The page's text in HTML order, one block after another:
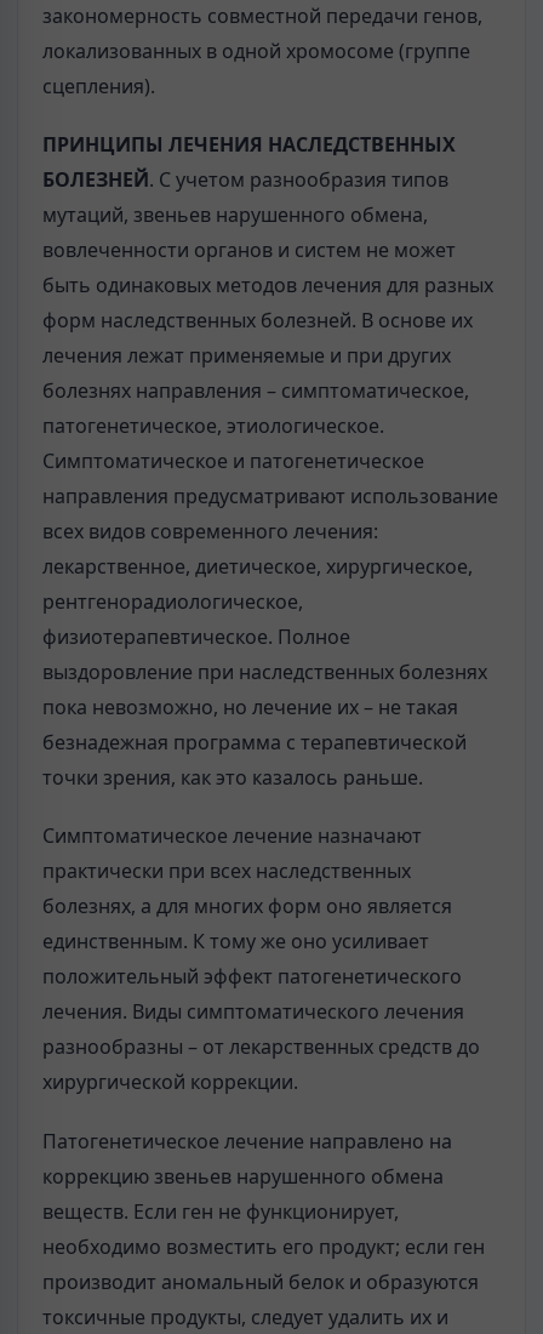
закономерность совместной передачи генов,
локализованных в одной хромосоме (группе
сцепления).
ПРИНЦИПЫ ЛЕЧЕНИЯ НАСЛЕДСТВЕННЫХ
БОЛЕЗНЕЙ. С учетом разнообразия типов
мутаций, звеньев нарушенного обмена,
вовлеченности органов и систем не может
быть одинаковых методов лечения для разных
форм наследственных болезней. В основе их
лечения лежат применяемые и при других
болезнях направления – симптоматическое,
патогенетическое, этиологическое.
Симптоматическое и патогенетическое
направления предусматривают использование
всех видов современного лечения:
лекарственное, диетическое, хирургическое,
рентгенорадиологическое,
физиотерапевтическое. Полное
выздоровление при наследственных болезнях
пока невозможно, но лечение их – не такая
безнадежная программа с терапевтической
точки зрения, как это казалось раньше.
Симптоматическое лечение назначают
практически при всех наследственных
болезнях, а для многих форм оно является
единственным. К тому же оно усиливает
положительный эффект патогенетического
лечения. Виды симптоматического лечения
разнообразны – от лекарственных средств до
хирургической коррекции.
Патогенетическое лечение направлено на
коррекцию звеньев нарушенного обмена
веществ. Если ген не функционирует,
необходимо возместить его продукт; если ген
производит аномальный белок и образуются
токсичные продукты, следует удалить их и